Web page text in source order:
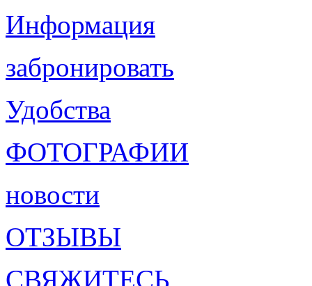
Информация
забронировать
Удобства
ФОТОГРАФИИ
новости
ОТЗЫВЫ
СВЯЖИТЕСЬ